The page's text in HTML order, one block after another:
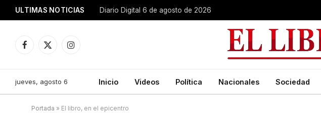
ULTIMAS NOTICIAS Diario Digital 6 de agosto de 2026
Facebook
X
Instagram
jueves, agosto 6 Inicio Videos Política Nacionales Sociedad
Portada » El libro, en el epicentro